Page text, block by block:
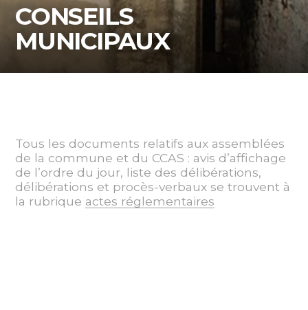
CONSEILS
MUNICIPAUX
Tous les documents relatifs aux assemblées
de la commune et du CCAS : avis d’affichage
de l’ordre du jour, liste des délibérations,
délibérations et procès-verbaux se trouvent à
la rubrique actes réglementaires